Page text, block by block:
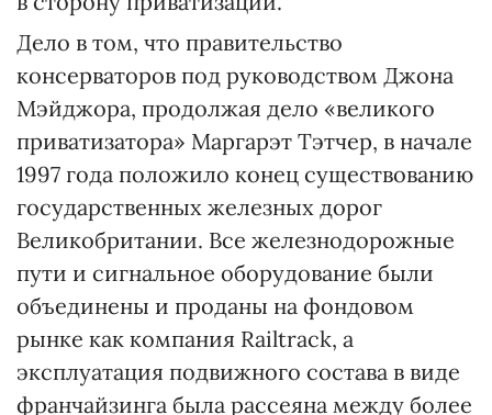
Дело в том, что правительство
консерваторов под руководством Джона
Мэйджора, продолжая дело «великого
приватизатора» Маргарэт Тэтчер, в начале
1997 года положило конец существованию
государственных железных дорог
Великобритании. Все железнодорожные
пути и сигнальное оборудование были
объединены и проданы на фондовом
рынке как компания Railtrack, а
эксплуатация подвижного состава в виде
франчайзинга была рассеяна между более